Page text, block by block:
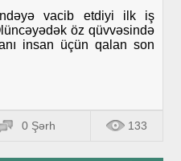
vacib etdiyi ilk iş
öz qüvvəsində
insan üçün qalan son
0 Şərh 133